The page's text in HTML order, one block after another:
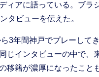
ィアに語っている。ブラ
タビューを伝えた。
3年間神戸でプレーして
じインタビューの中で、
移籍が濃厚になったこと